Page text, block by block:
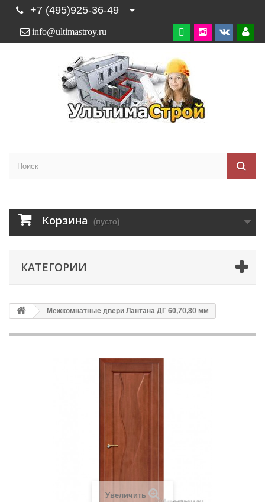
+7 (495)925-36-49

info@ultimastroy.ru
Корзина (пусто)
КАТЕГОРИИ
Межкомнатные двери Лантана ДГ 60,70,80 мм
Увеличить